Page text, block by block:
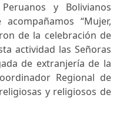
y Bolivianos
“Mujer,
de la celebración de
actividad las Señoras
de extranjería de la
Regional de
y religiosos de